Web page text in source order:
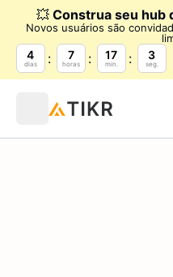
💥 Construa seu hub
Novos usuários são
4
dias
7
horas
17
min.
2
seg.